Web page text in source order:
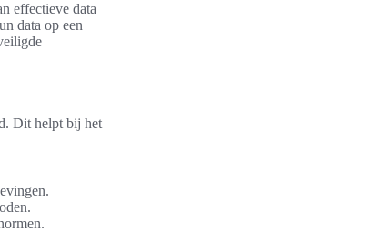
effectieve data
data op een
Dit helpt bij het